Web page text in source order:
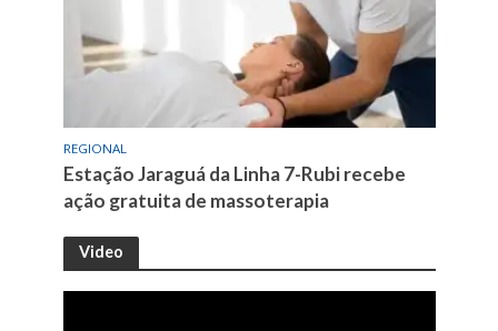
REGIONAL
Estação Jaraguá da Linha 7-Rubi recebe
ação gratuita de massoterapia
Video